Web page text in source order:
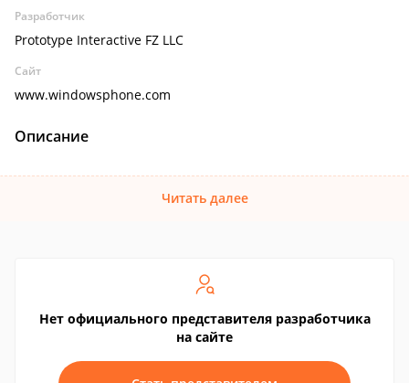
Разработчик
Prototype Interactive FZ LLC
Сайт
www.windowsphone.com
Описание
Читать далее
Нет официального представителя разработчика
на сайте